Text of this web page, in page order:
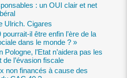
: un OUI clair et net
Ulrich. Cigares
pourrait-il être enfin l’ère de la
dans le monde ? »
l’Etat n’aidera pas les
l’évasion fiscale
non financés à cause des